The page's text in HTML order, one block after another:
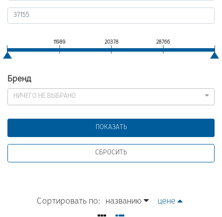
11989 20378 28766
Бренд
НИЧЕГО НЕ ВЫБРАНО
Сортировать по: названию цене